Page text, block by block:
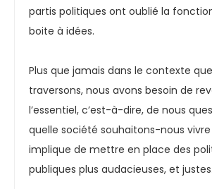
partis politiques ont oublié la
boite à idées.
Plus que jamais dans le contexte
traversons, nous avons besoin de
l’essentiel, c’est-à-dire, de nous
quelle société souhaitons-nous vivre
implique de mettre en place des
publiques plus audacieuses, et justes.